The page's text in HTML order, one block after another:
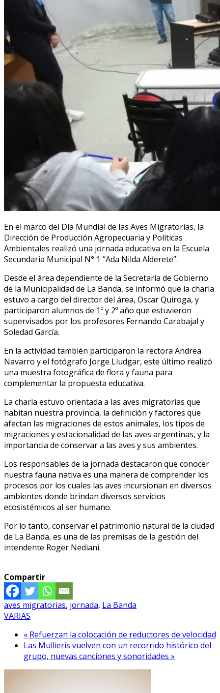
En el marco del Día Mundial de las Aves Migratorias, la
Dirección de Producción Agropecuaria y Políticas
Ambientales realizó una jornada educativa en la Escuela
Secundaria Municipal N° 1 “Ada Nilda Alderete”.
Desde el área dependiente de la Secretaría de Gobierno
de la Municipalidad de La Banda, se informó que la charla
estuvo a cargo del director del área, Oscar Quiroga, y
participaron alumnos de 1º y 2º año que estuvieron
supervisados por los profesores Fernando Carabajal y
Soledad García.
En la actividad también participaron la rectora Andrea
Navarro y el fotógrafo Jorge Lludgar, este último realizó
una muestra fotográfica de flora y fauna para
complementar la propuesta educativa.
La charla estuvo orientada a las aves migratorias que
habitan nuestra provincia, la definición y factores que
afectan las migraciones de estos animales, los tipos de
migraciones y estacionalidad de las aves argentinas, y la
importancia de conservar a las aves y sus ambientes.
Los responsables de la jornada destacaron que conocer
nuestra fauna nativa es una manera de comprender los
procesos por los cuales las aves incursionan en diversos
ambientes donde brindan diversos servicios
ecosistémicos al ser humano.
Por lo tanto, conservar el patrimonio natural de la ciudad
de La Banda, es una de las premisas de la gestión del
intendente Roger Nediani.
Compartir
aves migratorias, jornada, La Banda
VARIAS
« Refuerzan la colocación de reductores de velocidad
Las Mullieris vuelven con un recorrido histórico del
grupo, nuevas canciones y sonoridades »